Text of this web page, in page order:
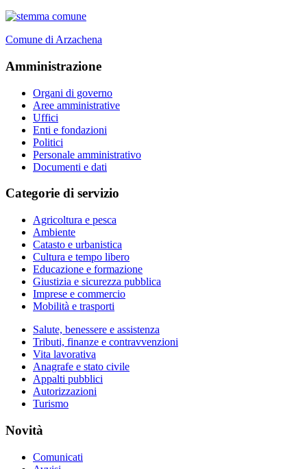
Comune di Arzachena
Amministrazione
Organi di governo
Aree amministrative
Uffici
Enti e fondazioni
Politici
Personale amministrativo
Documenti e dati
Categorie di servizio
Agricoltura e pesca
Ambiente
Catasto e urbanistica
Cultura e tempo libero
Educazione e formazione
Giustizia e sicurezza pubblica
Imprese e commercio
Mobilità e trasporti
Salute, benessere e assistenza
Tributi, finanze e contravvenzioni
Vita lavorativa
Anagrafe e stato civile
Appalti pubblici
Autorizzazioni
Turismo
Novità
Comunicati